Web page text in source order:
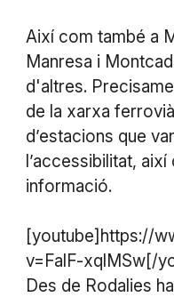
Així com també a
Manresa i
d'altres.
de la xarxa
d’estacions que
l’accessibilitat, així
informació.
[youtube]https://
v=FalF-xqlMSw[/
Des de Rodalies